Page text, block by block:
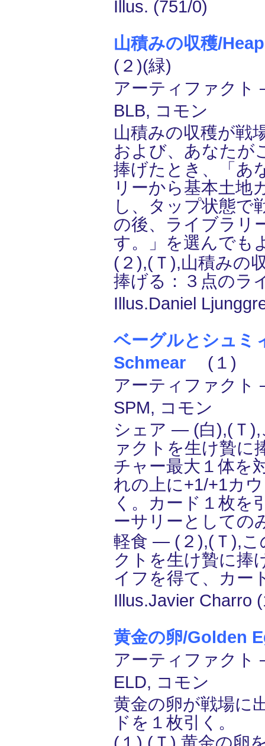
Illus. (751/0)
山積みの収穫/
(２)(緑)
アーティファク
BLB, コモン
山積みの収穫が戦
および、あなたが
捧げたとき、「あ
リーから基本土地
し、タップ状態で
の後、ライブラリ
す。」を選んでも
(２),(Ｔ),山積みの
捧げる：３点のラ
Illus.Daniel
ベーグルとシュミ
Schmear (１)
アーティファク
SPM, コモン
シェア ― (白),(Ｔ
ァクトを生け贄に
チャー最大１体を
れの上に+1/+1カ
く。カード１枚を
ーサリーとしての
軽食 ― (２),(Ｔ),こ
クトを生け贄に捧
イフを得て、カー
Illus.Javier Charro
黄金の卵/Golden
アーティファク
ELD, コモン
黄金の卵が戦場に
ドを１枚引く。